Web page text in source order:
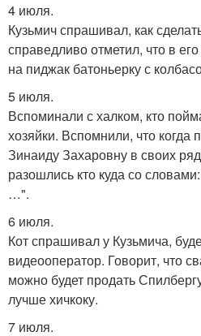
4 июля.
Кузьмич спрашивал, как
справедливо отметил, что в
на пиджак батоньерку с
5 июля.
Вспоминали с халком, кто
хозяйки. Вспомнили, что когда
Зинаиду Захаровну в своих
разошлись кто куда со
…".
6 июля.
Кот спрашивал у Кузьмича,
видеооператор. Говорит, что
можно будет продать
лучше хичкоку.
7 июля.